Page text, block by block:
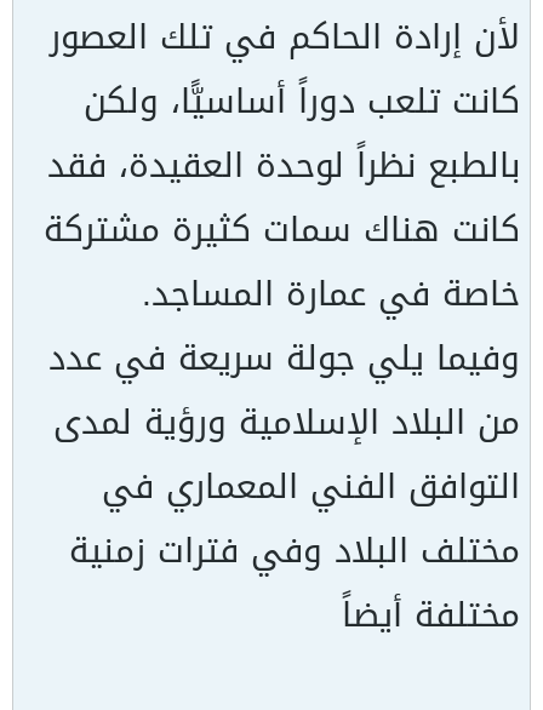
لأن إرادة الحاكم في تلك العصور
كانت تلعب دوراً أساسيًّا، ولكن
بالطبع نظراً لوحدة العقيدة، فقد
كانت هناك سمات كثيرة مشتركة
خاصة في عمارة المساجد.
وفيما يلي جولة سريعة في عدد
من البلاد الإسلامية ورؤية لمدى
التوافق الفني المعماري في
مختلف البلاد وفي فترات زمنية
مختلفة أيضاً